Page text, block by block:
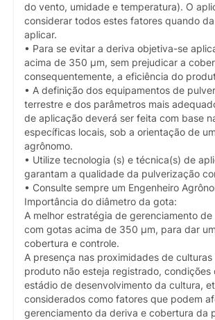
do vento, umidade e temperatura). O
considerar todos estes fatores quando
aplicar.
• Para se evitar a deriva objetiva-se
acima de 350 µm, sem prejudicar a
consequentemente, a eficiência do
• A definição dos equipamentos de
terrestre e dos parâmetros mais
de aplicação deverá ser feita com base
específicas locais, sob a orientação de
agrônomo.
• Utilize tecnologia (s) e técnica(s) de
garantam a qualidade da pulverização
• Consulte sempre um Engenheiro
Importância do diâmetro da gota:
A melhor estratégia de gerenciamento
com gotas acima de 350 µm, para dar
cobertura e controle.
A presença nas proximidades de
produto não esteja registrado, condições
estádio de desenvolvimento da cultura,
considerados como fatores que podem
gerenciamento da deriva e cobertura da